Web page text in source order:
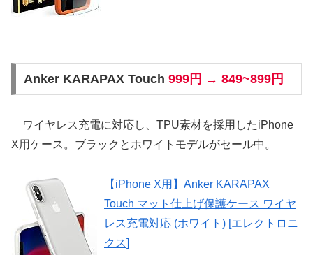
Anker KARAPAX Touch 999円 → 849~899円
ワイヤレス充電に対応し、TPU素材を採用したiPhone
X用ケース。ブラックとホワイトモデルがセール中。
【iPhone X用】Anker KARAPAX
Touch マット仕上げ保護ケース ワイヤ
レス充電対応 (ホワイト) [エレクトロニ
クス]